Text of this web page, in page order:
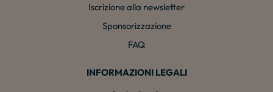
Iscrizione alla newsletter
Sponsorizzazione
FAQ
INFORMAZIONI LEGALI